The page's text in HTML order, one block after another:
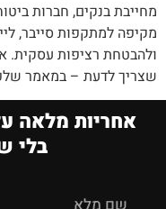
מחייבת בנקים, חברות
מקיפה למתקפות סייבר,
ולהבטחת רציפות עסקית.
שצריך לדעת – במאמר
אחריות מלאה
בלי